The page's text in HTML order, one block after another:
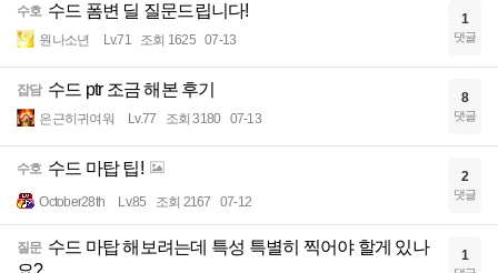
수호 수드 폼변 딜 질문드립니다!
원나소년 Lv.71 조회 1625 07-13
1
댓글
잡담 수드 ptr 조금 해본 후기
은근히귀여워 Lv.77 조회 3180 07-13
8
댓글
수호 수드 마탑 팁!
October28th Lv.85 조회 2167 07-12
2
댓글
질문 수드 마탑 해보려는데 특성 특별히 찍어야 할게 있나
1